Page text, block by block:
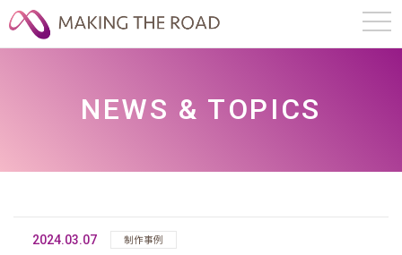
NEWS & TOPICS
2024.03.07 制作事例